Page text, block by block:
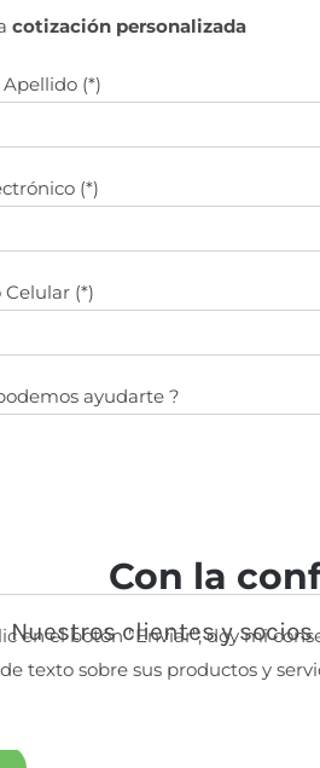
cotización personalizada
(*)
(*)
Celular (*)
ayudarte ?
en el botón "Enviar", doy mi
texto sobre sus productos y
Con la
Nuestros clientes y